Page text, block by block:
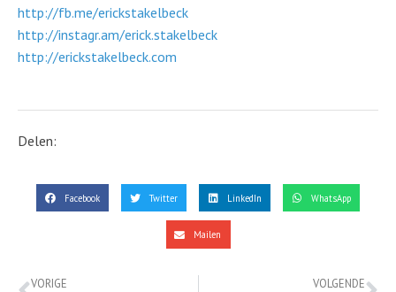
http://fb.me/erickstakelbeck
http://instagr.am/erick.stakelbeck
http://erickstakelbeck.com
Delen:
Facebook Twitter LinkedIn WhatsApp
Mailen
VORIGE VOLGENDE